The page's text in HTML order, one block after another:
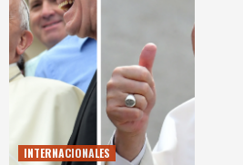
INTERNACIONALES